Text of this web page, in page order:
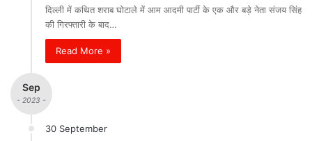
दिल्ली में कथित शराब घोटाले में आम आदमी पार्टी के एक और बड़े नेता संजय सिंह
की गिरफ्तारी के बाद…
Read More »
Sep
- 2023 -
30 September